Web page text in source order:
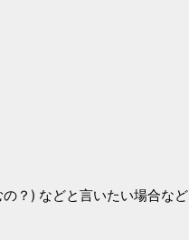
？) などと言いたい場合など